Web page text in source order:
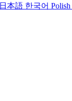
日本語 한국어 Polish